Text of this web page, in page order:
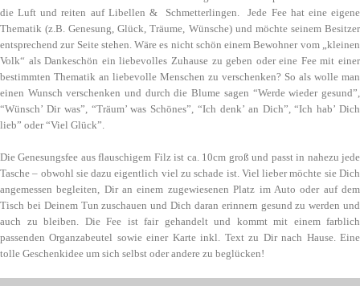
die Luft und reiten auf Libellen & Schmetterlingen. Jede Fee hat eine eigene
Thematik (z.B. Genesung, Glück, Träume, Wünsche) und möchte seinem Besitzer
entsprechend zur Seite stehen. Wäre es nicht schön einem Bewohner vom „kleinen
Volk“ als Dankeschön ein liebevolles Zuhause zu geben oder eine Fee mit einer
bestimmten Thematik an liebevolle Menschen zu verschenken? So als wolle man
einen Wunsch verschenken und durch die Blume sagen “Werde wieder gesund”,
“Wünsch’ Dir was”, “Träum’ was Schönes”, “Ich denk’ an Dich”, “Ich hab’ Dich
lieb” oder “Viel Glück”.
Die Genesungsfee aus flauschigem Filz ist ca. 10cm groß und passt in nahezu jede
Tasche – obwohl sie dazu eigentlich viel zu schade ist. Viel lieber möchte sie Dich
angemessen begleiten, Dir an einem zugewiesenen Platz im Auto oder auf dem
Tisch bei Deinem Tun zuschauen und Dich daran erinnern gesund zu werden und
auch zu bleiben. Die Fee ist fair gehandelt und kommt mit einem farblich
passenden Organzabeutel sowie einer Karte inkl. Text zu Dir nach Hause. Eine
tolle Geschenkidee um sich selbst oder andere zu beglücken!